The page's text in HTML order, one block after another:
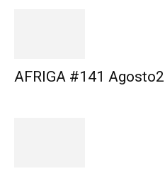
AFRIGA #141